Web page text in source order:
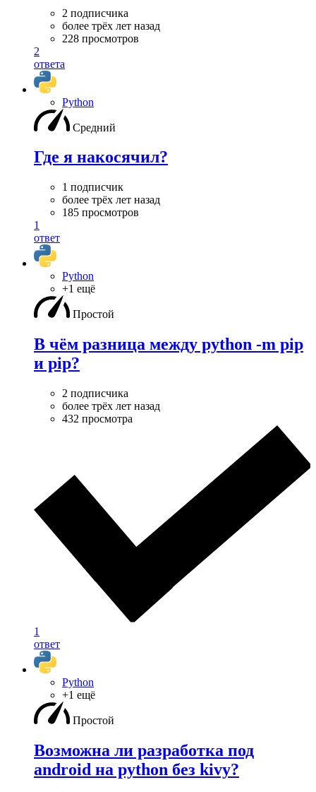
2 подписчика
более трёх лет назад
228 просмотров
2
ответа
Python
Средний
Где я накосячил?
1 подписчик
более трёх лет назад
185 просмотров
1
ответ
Python
+1 ещё
Простой
В чём разница между python -m pip
и pip?
2 подписчика
более трёх лет назад
432 просмотра
1
ответ
Python
+1 ещё
Простой
Возможна ли разработка под
android на python без kivy?